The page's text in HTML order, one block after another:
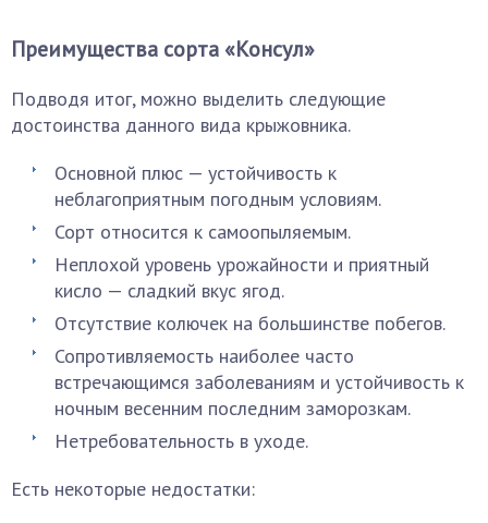
Преимущества сорта «Консул»
Подводя итог, можно выделить следующие
достоинства данного вида крыжовника.
Основной плюс — устойчивость к
неблагоприятным погодным условиям.
Сорт относится к самоопыляемым.
Неплохой уровень урожайности и приятный
кисло — сладкий вкус ягод.
Отсутствие колючек на большинстве побегов.
Сопротивляемость наиболее часто
встречающимся заболеваниям и устойчивость к
ночным весенним последним заморозкам.
Нетребовательность в уходе.
Есть некоторые недостатки: